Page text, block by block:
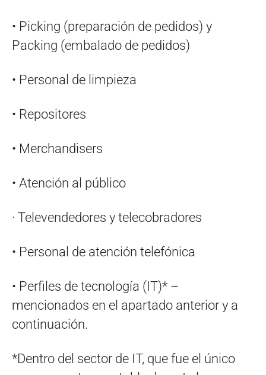
• Picking (preparación de pedidos) y
Packing (embalado de pedidos)
• Personal de limpieza
• Repositores
• Merchandisers
• Atención al público
· Televendedores y telecobradores
• Personal de atención telefónica
• Perfiles de tecnología (IT)* –
mencionados en el apartado anterior y a
continuación.
*Dentro del sector de IT, que fue el único